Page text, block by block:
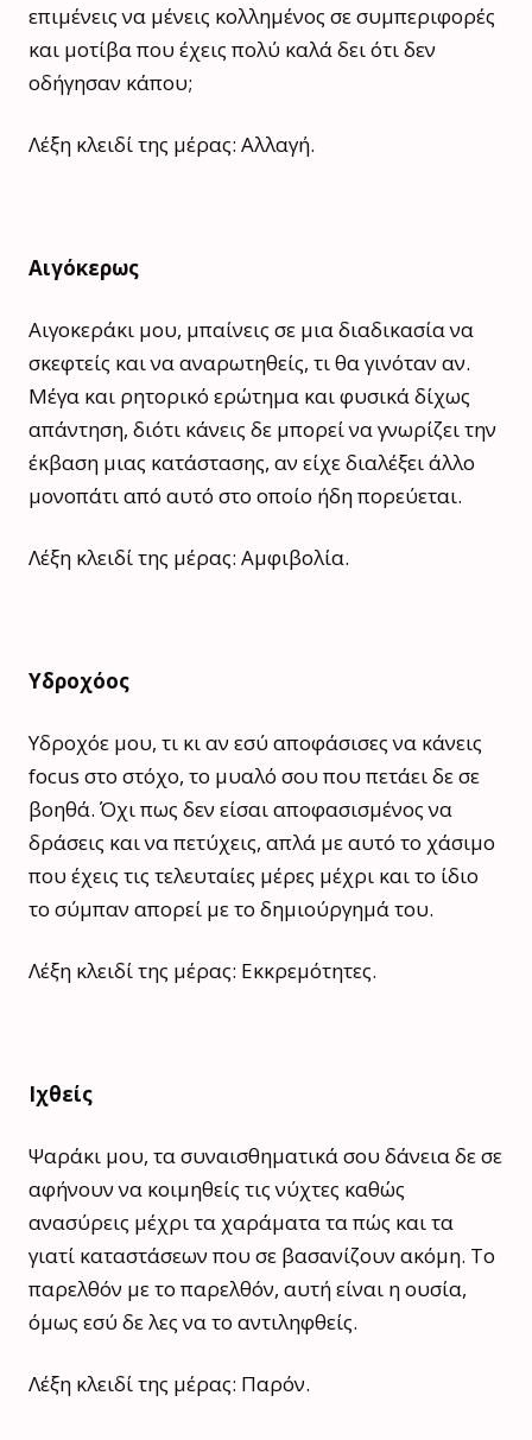
επιμένεις να μένεις κολλημένος σε συμπεριφορές
και μοτίβα που έχεις πολύ καλά δει ότι δεν
οδήγησαν κάπου;
Λέξη κλειδί της μέρας: Αλλαγή.
Αιγόκερως
Αιγοκεράκι μου, μπαίνεις σε μια διαδικασία να
σκεφτείς και να αναρωτηθείς, τι θα γινόταν αν.
Μέγα και ρητορικό ερώτημα και φυσικά δίχως
απάντηση, διότι κάνεις δε μπορεί να γνωρίζει την
έκβαση μιας κατάστασης, αν είχε διαλέξει άλλο
μονοπάτι από αυτό στο οποίο ήδη πορεύεται.
Λέξη κλειδί της μέρας: Αμφιβολία.
Υδροχόος
Υδροχόε μου, τι κι αν εσύ αποφάσισες να κάνεις
focus στο στόχο, το μυαλό σου που πετάει δε σε
βοηθά. Όχι πως δεν είσαι αποφασισμένος να
δράσεις και να πετύχεις, απλά με αυτό το χάσιμο
που έχεις τις τελευταίες μέρες μέχρι και το ίδιο
το σύμπαν απορεί με το δημιούργημά του.
Λέξη κλειδί της μέρας: Εκκρεμότητες.
Ιχθείς
Ψαράκι μου, τα συναισθηματικά σου δάνεια δε σε
αφήνουν να κοιμηθείς τις νύχτες καθώς
ανασύρεις μέχρι τα χαράματα τα πώς και τα
γιατί καταστάσεων που σε βασανίζουν ακόμη. Το
παρελθόν με το παρελθόν, αυτή είναι η ουσία,
όμως εσύ δε λες να το αντιληφθείς.
Λέξη κλειδί της μέρας: Παρόν.